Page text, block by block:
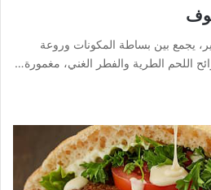
يجمع بين بساطة المكونات وروعة
اللحم الطرية والفطر الغني، مغمورة…